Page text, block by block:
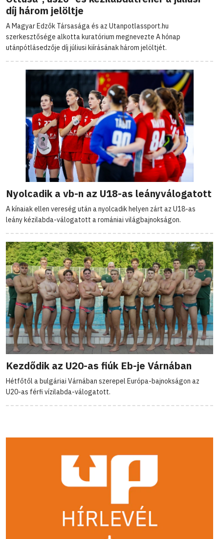
díj három jelöltje
A Magyar Edzők Társasága és az Utanpotlassport.hu
szerkesztősége alkotta kuratórium megnevezte A hónap
utánpótlásedzője díj júliusi kiírásának három jelöltjét.
Nyolcadik a vb-n az U18-as leányválogatott
A kínaiak ellen vereség után a nyolcadik helyen zárt az U18-as
leány kézilabda-válogatott a romániai világbajnokságon.
Kezdődik az U20-as fiúk Eb-je Várnában
Hétfőtől a bulgáriai Várnában szerepel Európa-bajnokságon az
U20-as férfi vízilabda-válogatott.